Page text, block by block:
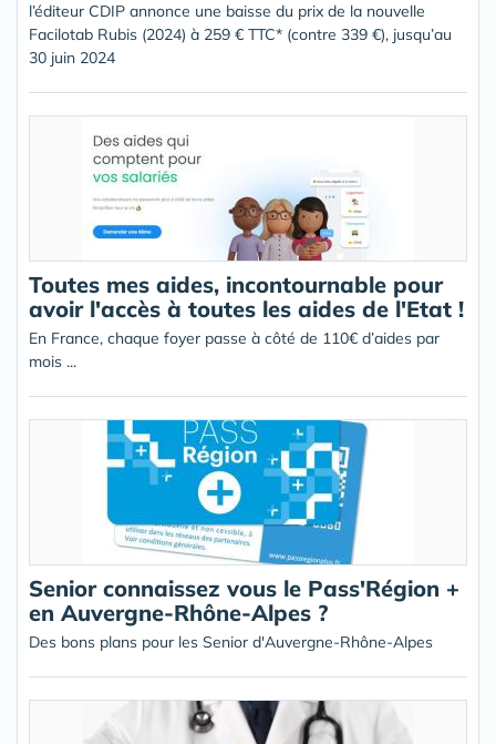
l’éditeur CDIP annonce une baisse du prix de la nouvelle
Facilotab Rubis (2024) à 259 € TTC* (contre 339 €), jusqu’au
30 juin 2024
Toutes mes aides, incontournable pour
avoir l'accès à toutes les aides de l'Etat !
En France, chaque foyer passe à côté de 110€ d’aides par
mois ...
Senior connaissez vous le Pass'Région +
en Auvergne-Rhône-Alpes ?
Des bons plans pour les Senior d'Auvergne-Rhône-Alpes